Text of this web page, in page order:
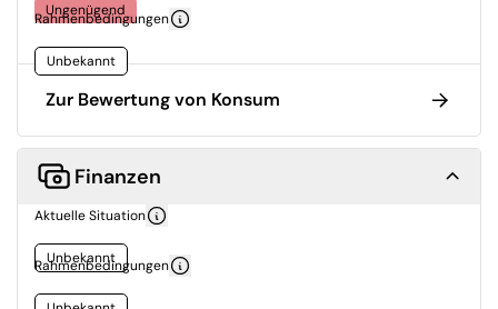
Ungenügend
Rahmenbedingungen
Unbekannt
Zur Bewertung von Konsum
Finanzen
Aktuelle Situation
Unbekannt
Rahmenbedingungen